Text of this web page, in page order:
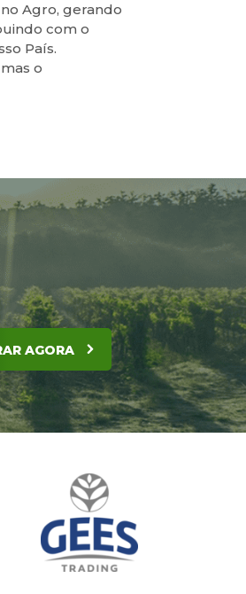
Agro, gerando
com o
País.
o
AGORA